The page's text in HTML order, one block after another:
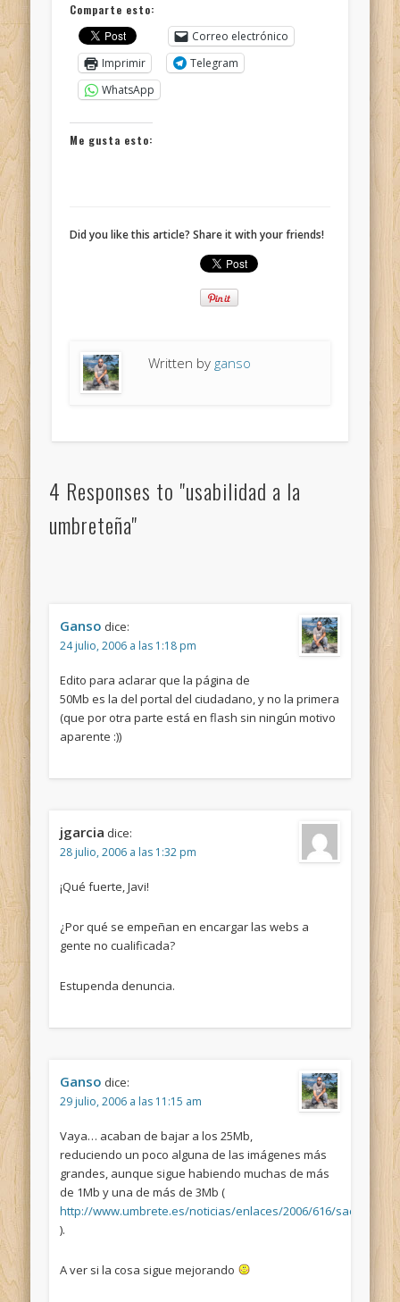
Comparte esto:
Correo electrónico
Imprimir
Telegram
WhatsApp
Me gusta esto:
Did you like this article? Share it with your friends!
Written by ganso
4 Responses to "usabilidad a la
umbreteña"
Ganso dice:
24 julio, 2006 a las 1:18 pm
Edito para aclarar que la página de
50Mb es la del portal del ciudadano, y no la primera
(que por otra parte está en flash sin ningún motivo
aparente :))
jgarcia dice:
28 julio, 2006 a las 1:32 pm
¡Qué fuerte, Javi!
¿Por qué se empeñan en encargar las webs a
gente no cualificada?
Estupenda denuncia.
Ganso dice:
29 julio, 2006 a las 11:15 am
Vaya… acaban de bajar a los 25Mb,
reduciendo un poco alguna de las imágenes más
grandes, aunque sigue habiendo muchas de más
de 1Mb y una de más de 3Mb (
http://www.umbrete.es/noticias/enlaces/2006/616/
).
A ver si la cosa sigue mejorando